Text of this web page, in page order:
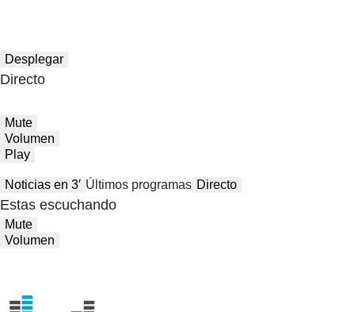
Desplegar
Directo
Mute
Volumen
Play
Noticias en 3′ Últimos programas Directo
Estas escuchando
Mute
Volumen